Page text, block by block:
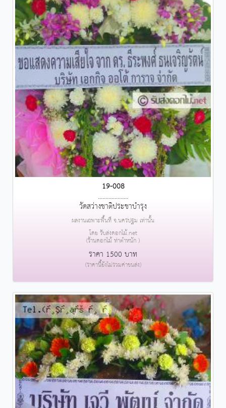
19-008
....................
วัดสว่างชาติประชาบำรุง
ผลงานเฉพาะพื้นที่ จ.นครปฐม เท่านั้น
โดย รับส่งดอกไม้.net
(ร้านดอกไม้ ท่าตำหนัก )
ราคา 1500 บาท
(ราคานี้ยังไม่รวมค่าขนส่ง)